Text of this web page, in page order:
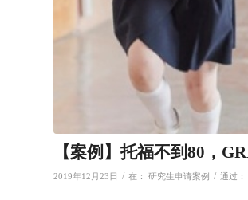
【案例】托福不到80，
2019年12月23日 / 在： 研究生申请案例 / 通过：